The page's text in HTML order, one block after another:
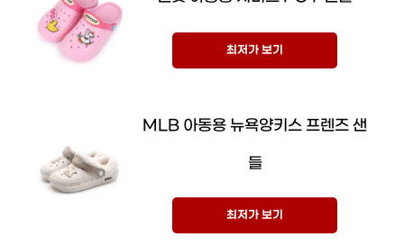
최저가 보기
MLB 아동용 뉴욕양키스 프렌즈 샌
들
최저가 보기